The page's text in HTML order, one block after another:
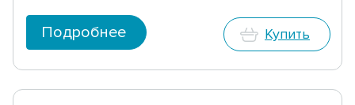
Подробнее Купить